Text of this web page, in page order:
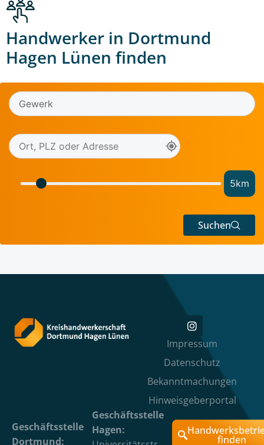
Handwerker in Dortmund
Hagen Lünen finden
5km
Suchen
Impressum
Datenschutz
Bekanntmachungen
Hinweisgeberportal
Geschäftsstelle
Dortmund:
Geschäftsstelle
Hagen:
finden